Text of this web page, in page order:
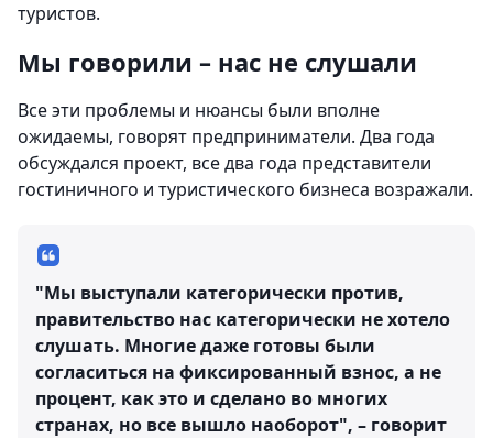
туристов.
Мы говорили – нас не слушали
Все эти проблемы и нюансы были вполне
ожидаемы, говорят предприниматели. Два года
обсуждался проект, все два года представители
гостиничного и туристического бизнеса возражали.
"Мы выступали категорически против,
правительство нас категорически не хотело
слушать. Многие даже готовы были
согласиться на фиксированный взнос, а не
процент, как это и сделано во многих
странах, но все вышло наоборот", – говорит